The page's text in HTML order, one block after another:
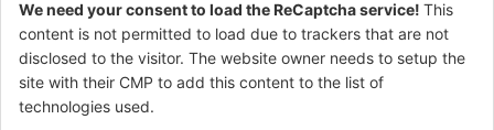
We need your consent to load the ReCaptcha service! This
content is not permitted to load due to trackers that are not
disclosed to the visitor. The website owner needs to setup the
site with their CMP to add this content to the list of
technologies used.